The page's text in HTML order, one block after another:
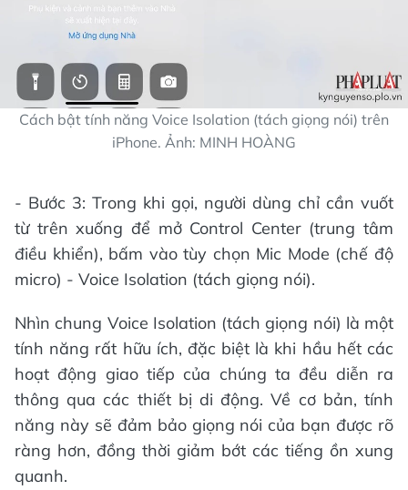
Cách bật tính năng Voice Isolation (tách giọng nói) trên
iPhone. Ảnh: MINH HOÀNG
- Bước 3: Trong khi gọi, người dùng chỉ cần vuốt
từ trên xuống để mở Control Center (trung tâm
điều khiển), bấm vào tùy chọn Mic Mode (chế độ
micro) - Voice Isolation (tách giọng nói).
Nhìn chung Voice Isolation (tách giọng nói) là một
tính năng rất hữu ích, đặc biệt là khi hầu hết các
hoạt động giao tiếp của chúng ta đều diễn ra
thông qua các thiết bị di động. Về cơ bản, tính
năng này sẽ đảm bảo giọng nói của bạn được rõ
ràng hơn, đồng thời giảm bớt các tiếng ồn xung
quanh.